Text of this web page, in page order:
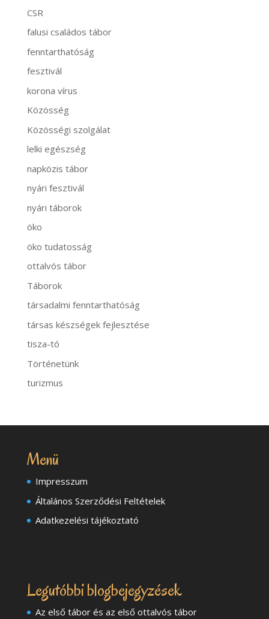
CSR
falusi családos tábor
fenntarthatóság
fesztivál
korona vírus
Közösség
Közösségi szolgálat
lelki egészség
napközis tábor
nyári fesztivál
nyári táborok
öko
öko tudatosság
ottalvós tábor
Táborok
társadalmi fenntarthatóság
társas készségek fejlesztése
tisza-tó
Történetünk
turizmus
Menü
Impresszum
Általános Szerződési Feltételek
Adatkezelési tájékoztató
Legutóbbi blogbejegyzések
Az első tábor és az első ottalvós tábor